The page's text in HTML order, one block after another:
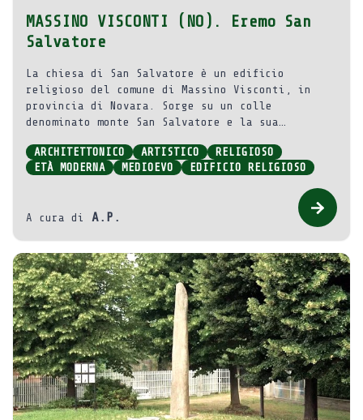
MASSINO VISCONTI (NO). Eremo San
Salvatore
La chiesa di San Salvatore è un edificio
religioso del comune di Massino Visconti, in
provincia di Novara. Sorge su un colle
denominato monte San Salvatore e la sua
volontà dei monaci benedettini dell’abbazia di
Massino.
ARCHITETTONICO ARTISTICO
RELIGIOSO
ETÀ MODERNA
MEDIOEVO EDIFICIO RELIGIOSO
A cura di A.P.